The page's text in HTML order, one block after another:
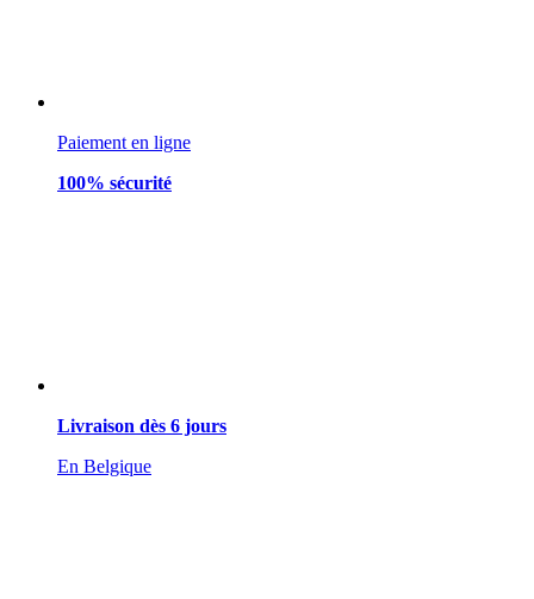
Paiement en ligne
100% sécurité
Livraison dès 6 jours
En Belgique